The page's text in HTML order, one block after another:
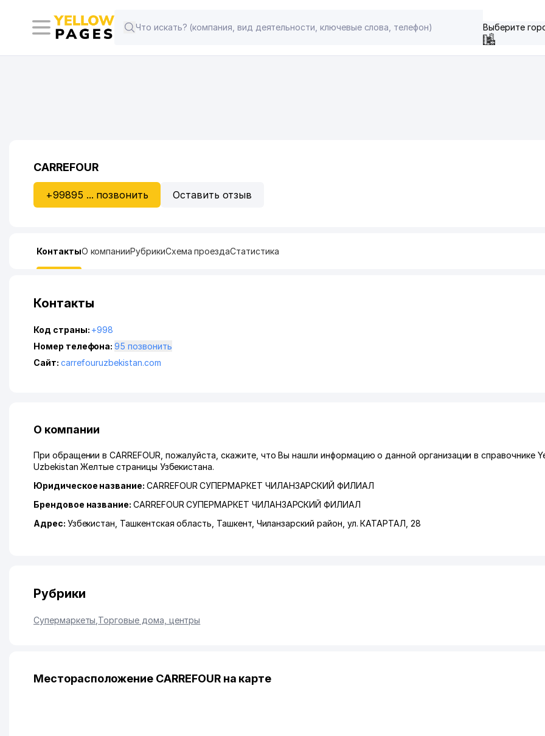
Выберите
CARREFOUR
+99895 ... позвонить Оставить отзыв
КонтактыО компанииРубрикиСхема проездаСтатистика
Контакты
Код страны: +998
Номер телефона:
95 позвонить
Сайт: carrefouruzbekistan.com
О компании
При обращении в CARREFOUR, пожалуйста, скажите, что Вы нашли информацию о данной организации в справочнике
Uzbekistan Желтые страницы Узбекистана.
Юридическое название: CARREFOUR СУПЕРМАРКЕТ ЧИЛАНЗАРСКИЙ ФИЛИАЛ
Брендовое название: CARREFOUR СУПЕРМАРКЕТ ЧИЛАНЗАРСКИЙ ФИЛИАЛ
Адрес: Узбекистан, Ташкентская область Ташкент, Чиланзарский район ул. КАТАРТАЛ , 28
Рубрики
Супермаркеты Торговые дома, центры
Месторасположение CARREFOUR на карте